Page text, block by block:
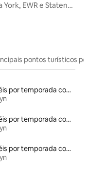
EWR e Staten
pontos turísticos
Aluguéis por temporada com café da manhã
Aluguéis por temporada com acesso à praia
Aluguéis por temporada com cama de altura acessível